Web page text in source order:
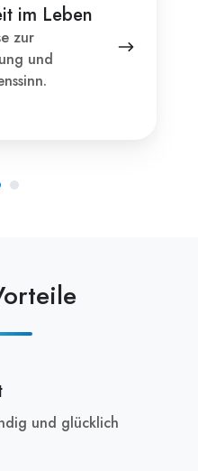
im Leben
zur
und
und glücklich